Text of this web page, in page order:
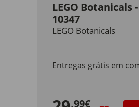
LEGO Botanicals
10347
LEGO Botanicals
Entregas grátis em
,99€